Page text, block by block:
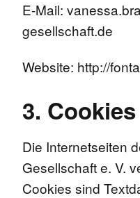
E-Mail:
gesellschaft.de
Website: http://
3. Cookies
Die Internetseiten
Gesellschaft e. V.
Cookies sind